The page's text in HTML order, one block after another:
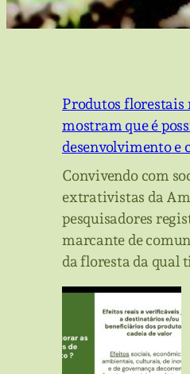
Produtos florestais
mostram que é
desenvolvimento e
Convivendo com
extrativistas da
pesquisadores
marcante de
da floresta da qual